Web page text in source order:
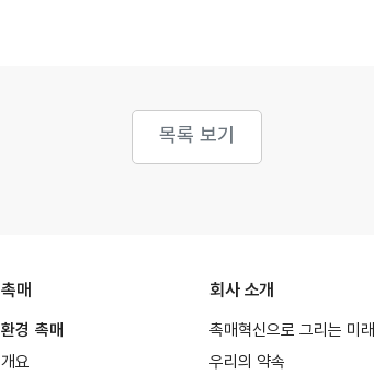
목록 보기
촉매
환경 촉매
개요
회사 소개
촉매혁신으로 그리는 미래
우리의 약속